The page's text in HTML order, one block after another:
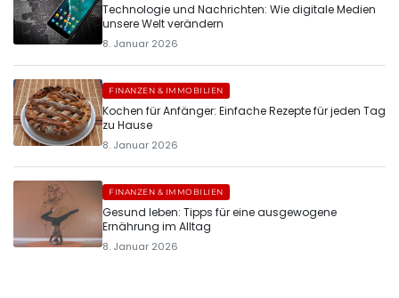
Technologie und Nachrichten: Wie digitale Medien
unsere Welt verändern
8. Januar 2026
FINANZEN & IMMOBILIEN
Kochen für Anfänger: Einfache Rezepte für jeden Tag
zu Hause
8. Januar 2026
FINANZEN & IMMOBILIEN
Gesund leben: Tipps für eine ausgewogene
Ernährung im Alltag
8. Januar 2026